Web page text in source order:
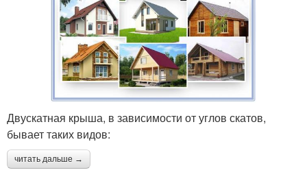
Двускатная крыша, в зависимости от углов скатов,
бывает таких видов:
читать дальше →